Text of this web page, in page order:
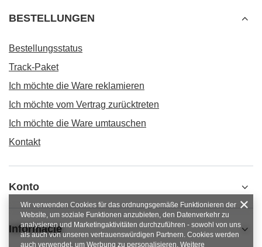
BESTELLUNGEN
Bestellungsstatus
Track-Paket
Ich möchte die Ware reklamieren
Ich möchte vom Vertrag zurücktreten
Ich möchte die Ware umtauschen
Kontakt
Konto
Informacje
Wir verwenden Cookies für das ordnungsgemäße Funktionieren der
Website, um soziale Funktionen anzubieten, den Datenverkehr zu
analysieren und Marketingaktivitäten durchzuführen - sowohl von uns
als auch von unseren vertrauenswürdigen Partnern. Cookies werden
auch verwendet, um Werbung zu personalisieren. Weitere